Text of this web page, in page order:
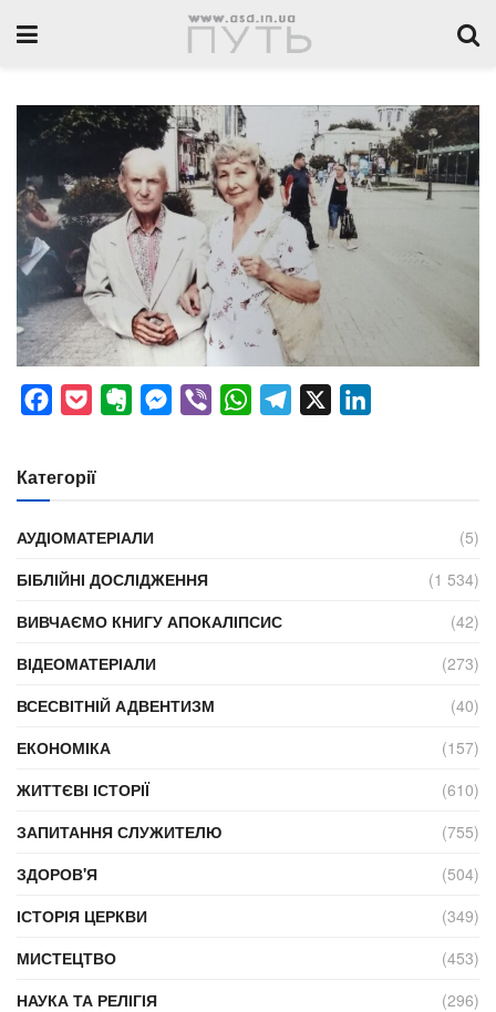
FacebookPocketEvernoteMessenger
Viber WhatsAppTelegram
Категорії
АУДІОМАТЕРІАЛИ
(5)
БІБЛІЙНІ ДОСЛІДЖЕННЯ
(1 534)
ВИВЧАЄМО КНИГУ АПОКАЛІПСИС
(42)
ВІДЕОМАТЕРІАЛИ
(273)
ВСЕСВІТНІЙ АДВЕНТИЗМ
(40)
ЕКОНОМІКА
(157)
ЖИТТЄВІ ІСТОРІЇ
(610)
ЗАПИТАННЯ СЛУЖИТЕЛЮ
(755)
ЗДОРОВ'Я
(504)
ІСТОРІЯ ЦЕРКВИ
(349)
МИСТЕЦТВО
(453)
НАУКА ТА РЕЛІГІЯ
(296)